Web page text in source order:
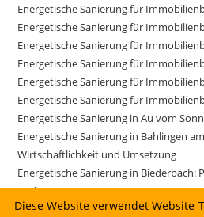
Energetische Sanierung für
Energetische Sanierung für
Energetische Sanierung für
Energetische Sanierung für
Energetische Sanierung für
Energetische Sanierung für
Energetische Sanierung in Au vom
Energetische Sanierung in Bahlingen
Wirtschaftlichkeit und Umsetzung
Energetische Sanierung in Biederbach:
und Umsetzung
Energetische Sanierung in Biederbach:
Diese Website verwendet Website-